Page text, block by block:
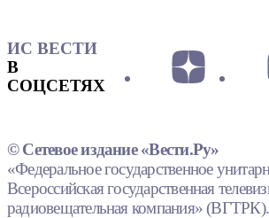
ИС ВЕСТИ
В
СОЦСЕТЯХ
© Сетевое издание «Вести.Ру»
«Федеральное государственное
Всероссийская государственная
радиовещательная компания» (ВГТРК).